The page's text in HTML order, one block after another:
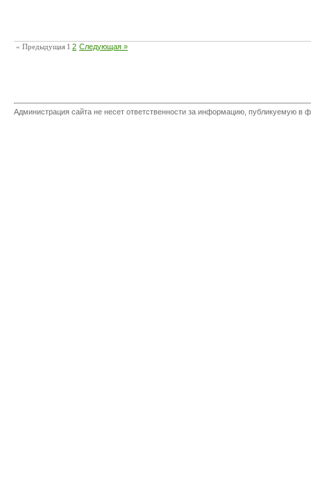
« Предыдущая 1 2 Следующая »
Администрация сайта не несет ответственности за информацию, публикуемую